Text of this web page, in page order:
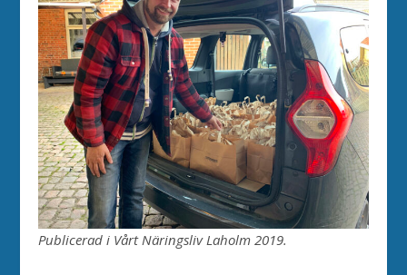
Publicerad i Vårt Näringsliv Laholm 2019.